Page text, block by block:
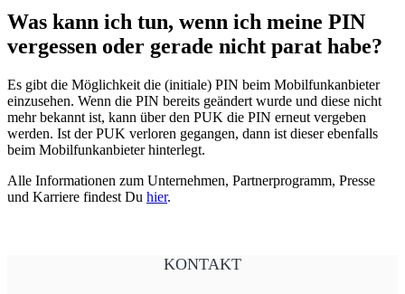
Was kann ich tun, wenn ich meine PIN
vergessen oder gerade nicht parat habe?
Es gibt die Möglichkeit die (initiale) PIN beim Mobilfunkanbieter
einzusehen. Wenn die PIN bereits geändert wurde und diese nicht
mehr bekannt ist, kann über den PUK die PIN erneut vergeben
werden. Ist der PUK verloren gegangen, dann ist dieser ebenfalls
beim Mobilfunkanbieter hinterlegt.
Alle Informationen zum Unternehmen, Partnerprogramm, Presse
und Karriere findest Du hier.
KONTAKT